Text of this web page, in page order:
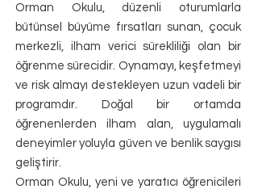
Orman Okulu, düzenli oturumlarla
bütünsel büyüme fırsatları sunan, çocuk
merkezli, ilham vericisürekliliği olan
bir
öğrenme sürecidir. Oynamayı, keşfetmeyi
ve risk almayı destekleyen uzun vadeli bir
programdır. Doğal bir ortamda
öğrenenlerden ilham alan, uygulamalı
deneyimler yoluyla güven ve benlik saygısı
geliştirir.
Orman Okulu, yeni ve yaratıcı öğrenicileri